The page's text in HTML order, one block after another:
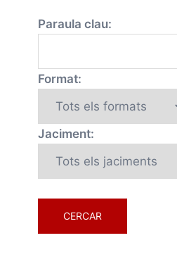
Paraula clau:
Format:
Jaciment: